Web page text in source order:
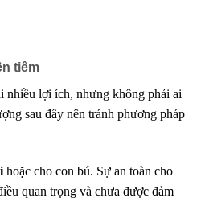
tiêm
nhiều lợi ích, nhưng không phải ai
sau đây nên tránh phương pháp
hoặc cho con bú. Sự an toàn cho
quan trọng và chưa được đảm